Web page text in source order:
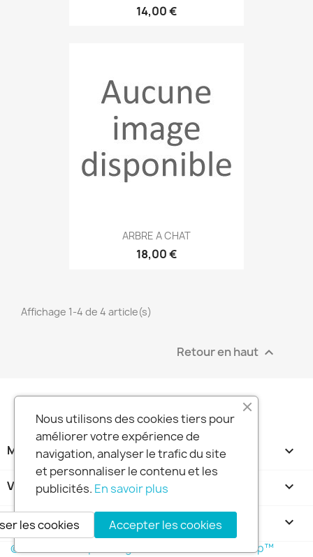
14,00 €
ARBRE A CHAT
18,00 €
Affichage 1-4 de 4 article(s)
Retour en haut 
MA SOCIETE 
VOTRE COMPTE 
INFORMATIONS keyboard_arrow_down
© 2026 - Boutique en ligne créée avec PrestaShop™
Nous utilisons des cookies tiers pour
améliorer votre expérience de
navigation, analyser le trafic du site
et personnaliser le contenu et les
publicités. En savoir plus
Accepter les cookies
les cookies